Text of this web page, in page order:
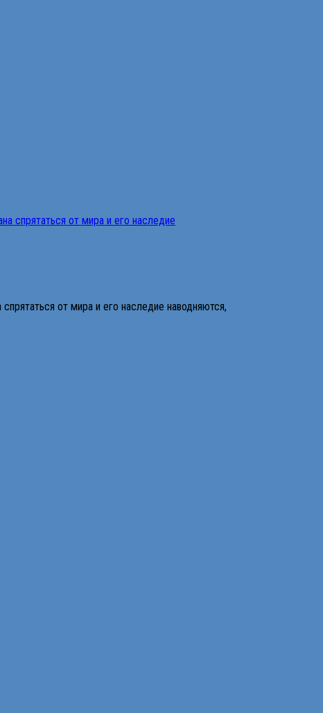
от мира и его наследие наводняются,